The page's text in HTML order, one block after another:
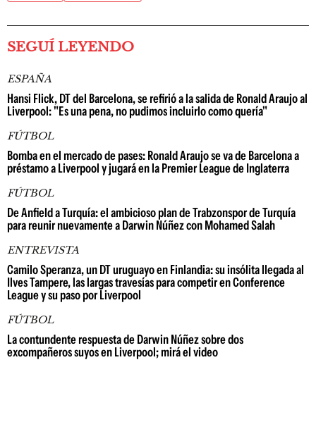
SEGUÍ LEYENDO
ESPAÑA
Hansi Flick, DT del Barcelona, se refirió a la salida de Ronald Araujo al
Liverpool: "Es una pena, no pudimos incluirlo como quería"
FÚTBOL
Bomba en el mercado de pases: Ronald Araujo se va de Barcelona a
préstamo a Liverpool y jugará en la Premier League de Inglaterra
FÚTBOL
De Anfield a Turquía: el ambicioso plan de Trabzonspor de Turquía
para reunir nuevamente a Darwin Núñez con Mohamed Salah
ENTREVISTA
Camilo Speranza, un DT uruguayo en Finlandia: su insólita llegada al
Ilves Tampere, las largas travesías para competir en Conference
League y su paso por Liverpool
FÚTBOL
La contundente respuesta de Darwin Núñez sobre dos
excompañeros suyos en Liverpool; mirá el video